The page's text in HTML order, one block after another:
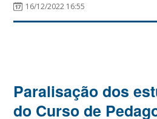
16/12/2022 16:55
Paralisação dos
do Curso de